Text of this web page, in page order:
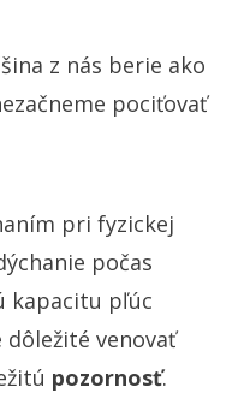
z nás berie ako
pociťovať
pri fyzickej
počas
kapacitu pľúc
venovať
pozornosť.